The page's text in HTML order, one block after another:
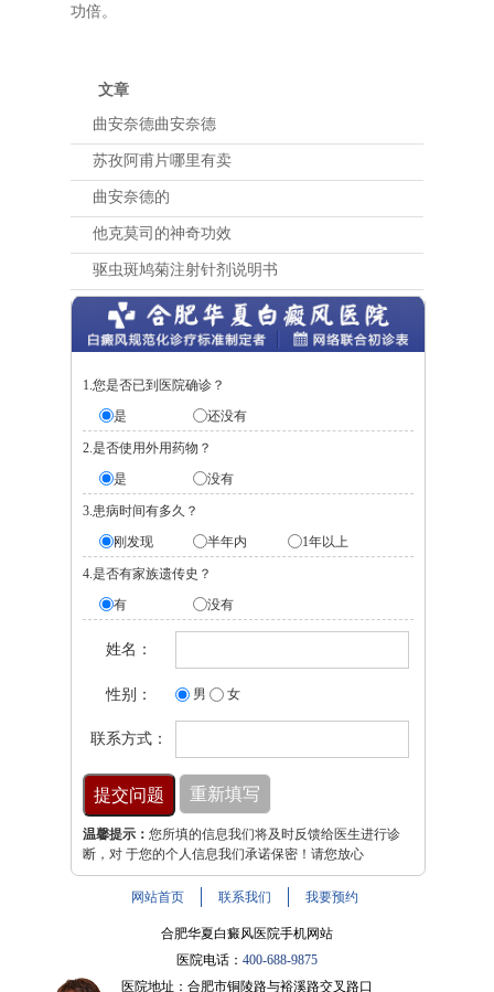
功倍。
文章
曲安奈德曲安奈德
苏孜阿甫片哪里有卖
曲安奈德的
他克莫司的神奇功效
驱虫斑鸠菊注射针剂说明书
1.您是否已到医院确诊？
是
还没有
2.是否使用外用药物？
是
没有
3.患病时间有多久？
刚发现
半年内 1年以上
4.是否有家族遗传史？
有
没有
姓名：
性别： 男 女
联系方式：
温馨提示： 您所填的信息我们将及时反馈给医生进行诊
断，对 于您的个人信息我们承诺保密！请您放心
网站首页 联系我们 我要预约
合肥华夏白癜风医院手机网站
医院电话： 400-688-9875
医院地址：合肥市铜陵路与裕溪路交叉路口